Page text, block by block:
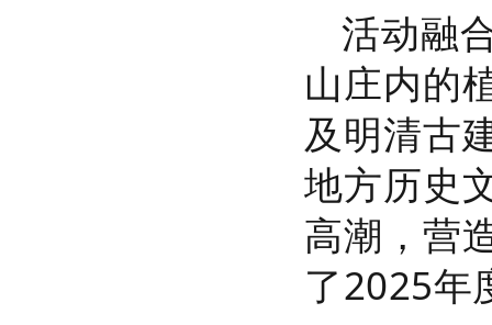
活动融
山庄内的
及明清古
地方历史
高潮，营
了2025年